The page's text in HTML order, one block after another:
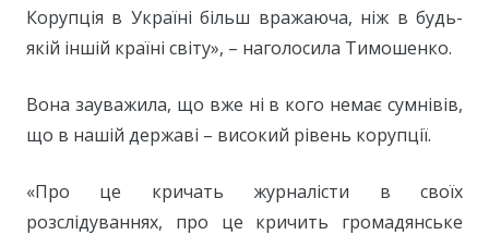
Корупція в Україні більш вражаюча, ніж в будь-
якій іншій країні світу», – наголосила Тимошенко.
Вона зауважила, що вже ні в кого немає сумнівів,
що в нашій державі – високий рівень корупції.
«Про це кричать журналісти в своїх
розслідуваннях, про це кричить громадянське